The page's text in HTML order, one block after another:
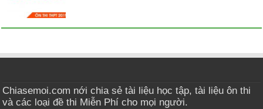
Chiasemoi.com nới chia sẻ tài liệu học tập, tài liệu ôn thi
và các loại đề thi Miễn Phí cho mọi người.